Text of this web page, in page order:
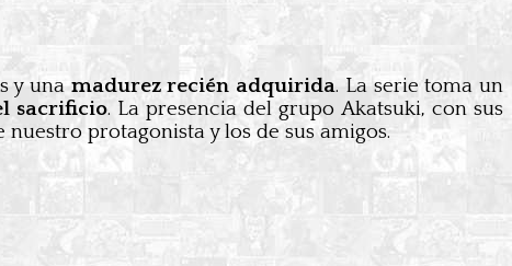
y unamadurez recién adquirida. La serie toma un
sacrificio. La presencia del grupo Akatsuki, con sus
protagonista y los de sus amigos.